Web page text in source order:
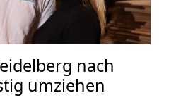
nach
umziehen